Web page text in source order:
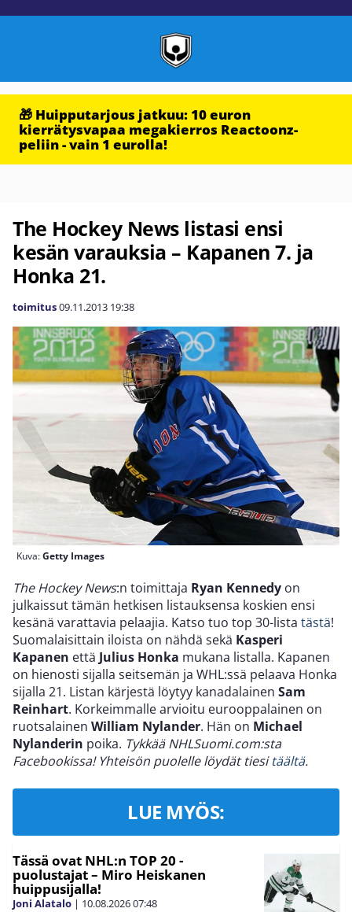
🎁 Huipputarjous jatkuu: 10 euron
kierrätysvapaa megakierros Reactoonz-
peliin - vain 1 eurolla!
The Hockey News listasi ensi
kesän varauksia – Kapanen 7. ja
Honka 21.
toimitus09.11.2013 19:38
Kuva:Getty Images
The Hockey News:n toimittaja Ryan Kennedy on
julkaissut tämän hetkisen listauksensa koskien ensi
kesänä varattavia pelaajia. Katso tuo top 30-lista tästä!
Suomalaisittain iloista on nähdä sekä Kasperi
Kapanen että Julius Honka mukana listalla. Kapanen
on hienosti sijalla seitsemän ja WHL:ssä pelaava Honka
sijalla 21. Listan kärjestä löytyy kanadalainen Sam
Reinhart. Korkeimmalle arvioitu eurooppalainen on
ruotsalainen William Nylander. Hän on Michael
Nylanderin poika. Tykkää NHLSuomi.com:sta
Facebookissa! Yhteisön puolelle löydät tiesitäältä.
LUE MYÖS:
Tässä ovat NHL:n TOP 20 -
puolustajat – Miro Heiskanen
huippusijalla!
Joni Alatalo | 10.08.202607:48